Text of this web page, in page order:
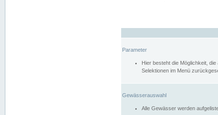
Parameter
Hier besteht die Möglichkeit,
Selektionen im Menü
Gewässerauswahl
Alle Gewässer werden